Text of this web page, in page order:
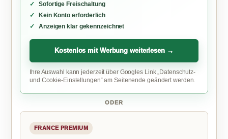
Sofortige Freischaltung
Kein Konto erforderlich
Anzeigen klar gekennzeichnet
Kostenlos mit Werbung weiterlesen →
Ihre Auswahl kann jederzeit über Googles Link „Datenschutz-
und Cookie-Einstellungen“ am Seitenende geändert werden.
ODER
FRANCE PREMIUM